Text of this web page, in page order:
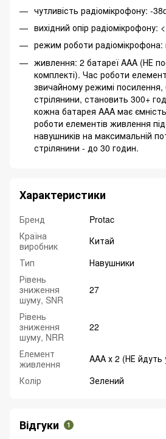
чутливість радіомікрофону: -
вихідний опір радіомікрофону:
режим роботи
живлення: 2 батареї AAA (НЕ
комплекті). Час роботи
звичайному режимі посилення,
стрілянини, становить 300+
кожна батарея AAA має
роботи елементів живлення
навушників на максимальній
стрілянини - до 30 годин.
Характеристики
Бренд
Protac
Країна
виробник
Китай
Тип
Навушники
Рівень
зниження
шуму, SNR
27
Рівень
зниження
шуму, NRR
22
Елемент
живлення
AAA х 2 (НЕ йдуть
Колір
Зелений
Відгуки 1